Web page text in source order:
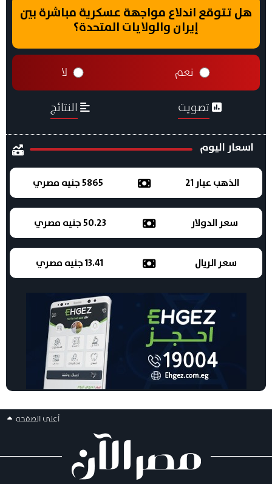
هل تتوقع اندلاع مواجهة عسكرية مباشرة بين
إيران والولايات المتحدة؟
نعم لا
تصويت النتائج
اسعار اليوم
الذهب عيار 21 5865 جنيه مصري
سعر الدولار 50.23 جنيه مصري
سعر الريال 13.41 جنيه مصري
أعلى الصفحه